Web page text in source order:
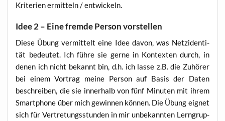
Kri­te­ri­en ermit­teln / entwickeln.
Idee 2 – Eine fremde Person vorstellen
Die­se Übung ver­mit­telt eine Idee davon, was Netz­iden­ti­
tät bedeu­tet. Ich füh­re sie ger­ne in Kon­tex­ten durch, in
denen ich nicht bekannt bin, d.h. ich las­se z.B. die Zuhö­rer
bei einem Vor­trag mei­ne Per­son auf Basis der Daten
beschrei­ben, die sie inner­halb von fünf Minu­ten mit ihrem
Smart­phone über mich gewin­nen kön­nen. Die Übung eig­net
sich für Ver­tre­tungs­stun­den in mir unbe­kann­ten Lern­grup­